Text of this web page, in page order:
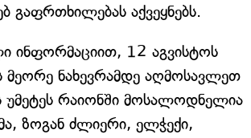
გაფრთხილებას აქვეყნებს.
ინფორმაციით, 12 აგვისტოს
მეორე ნახევრამდე აღმოსავლეთ
რაიონში მოსალოდნელია
ზოგან ძლიერი, ელჭექი,